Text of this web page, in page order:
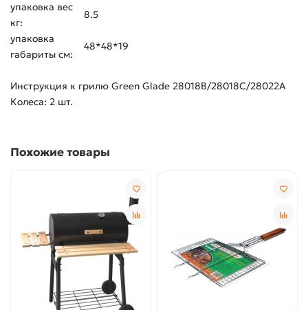
упаковка вес
кг:
8.5
упаковка
габариты см:
48*48*19
Инструкция к грилю Green Glade 28018B/28018C/28022A
Колеса: 2 шт.
Похожие товары